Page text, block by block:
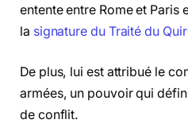
entente entre Rome et
la signature du Traité du
De plus, lui est attribué le
armées, un pouvoir qui
de conflit.